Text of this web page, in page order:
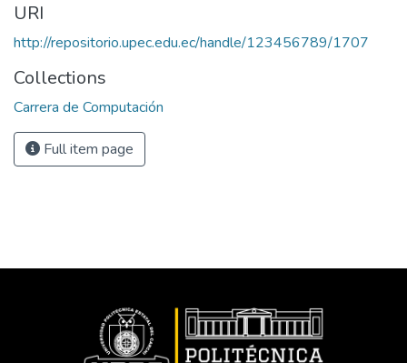
URI
http://repositorio.upec.edu.ec/handle/123456789/1707
Collections
Carrera de Computación
Full item page